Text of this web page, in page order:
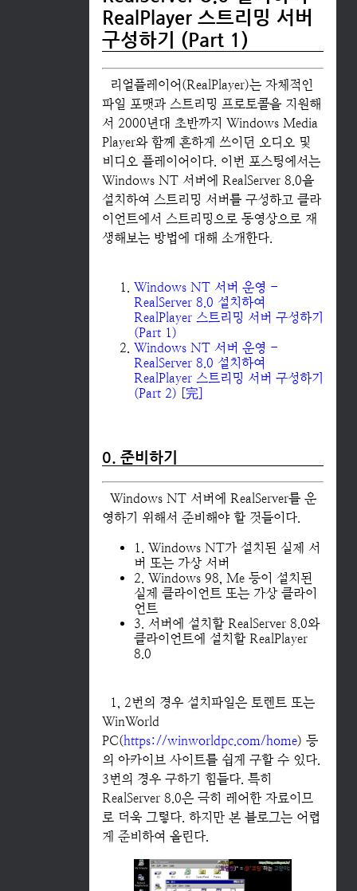
밍 서버를 구
성하고 클라
이언트에서
스트리밍으
로 동영상으
로 재생해보
는 방법에 대
해 소개한다.
Windows
NT 서버 운
영 -
RealServer
8.0 설치하
여
RealPlayer
스트리밍 서
버 구성하기
RealPlayer 스트리밍 서버
구성하기 (Part 1)
리얼플레이어(RealPlayer)는 자체적인
파일 포맷과 스트리밍 프로토콜을 지원해
서 2000년대 초반까지 Windows Media
Player와 함께 흔하게 쓰이던 오디오 및
비디오 플레이어이다. 이번 포스팅에서는
Windows NT 서버에 RealServer 8.0을
설치하여 스트리밍 서버를 구성하고 클라
이언트에서 스트리밍으로 동영상으로 재
생해보는 방법에 대해 소개한다.
Windows NT 서버 운영 -
RealServer 8.0 설치하여
RealPlayer 스트리밍 서버 구성하기
(Part 1)
Windows NT 서버 운영 -
RealServer 8.0 설치하여
RealPlayer 스트리밍 서버 구성하기
(Part 2) [完]
0. 준비하기
Windows NT 서버에 RealServer를 운
영하기 위해서 준비해야 할 것들이다.
1. Windows NT가 설치된 실제 서
버 또는 가상 서버
2. Windows 98, Me 등이 설치된
실제 클라이언트 또는 가상 클라이
언트
3. 서버에 설치할 RealServer 8.0와
클라이언트에 설치할 RealPlayer
8.0
1, 2번의 경우 설치파일은 토렌트 또는
WinWorld
PC(https://winworldpc.com/home) 등
의 아카이브 사이트를 쉽게 구할 수 있다.
3번의 경우 구하기 힘들다. 특히
RealServer 8.0은 극히 레어한 자료이므
로 더욱 그렇다. 하지만 본 블로그는 어렵
게 준비하여 올린다.